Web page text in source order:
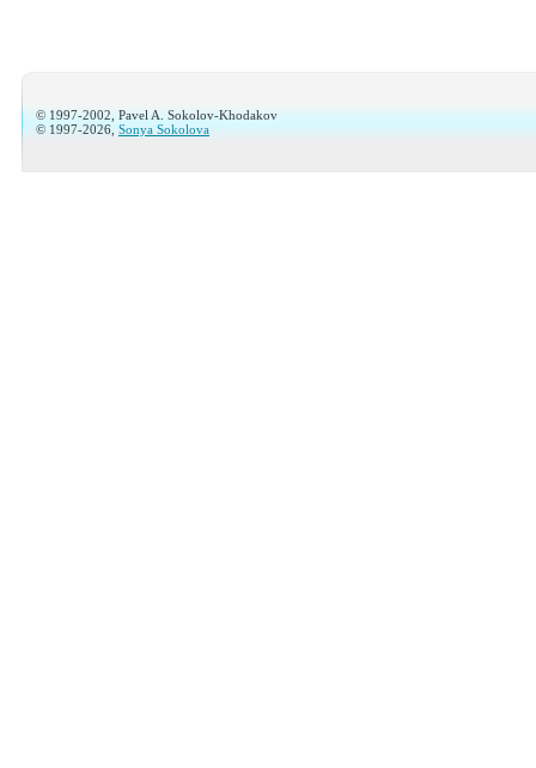
© 1997-2002, Pavel A. Sokolov-Khodakov
© 1997-2026, Sonya Sokolova